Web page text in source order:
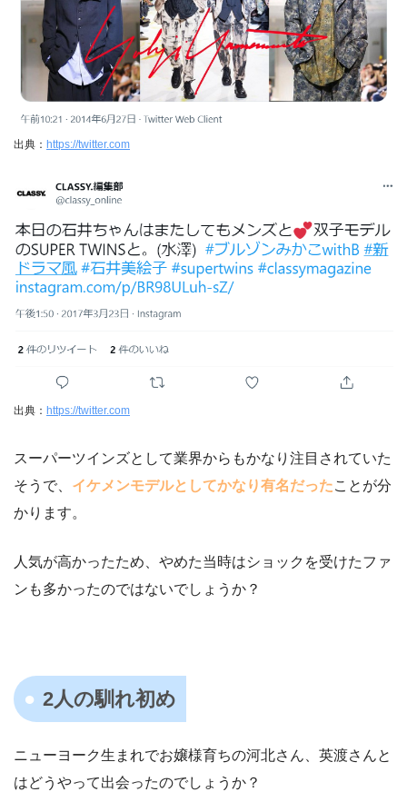
出典： https://twitter.com
出典： https://twitter.com
スーパーツインズとして業界からもかなり注目されていた
そうで、 イケメンモデルとしてかなり有名だったことが分
かります。
人気が高かったため、やめた当時はショックを受けたファ
ンも多かったのではないでしょうか？
2人の馴れ初め
ニューヨーク生まれでお嬢様育ちの河北さん、英渡さんと
はどうやって出会ったのでしょうか？